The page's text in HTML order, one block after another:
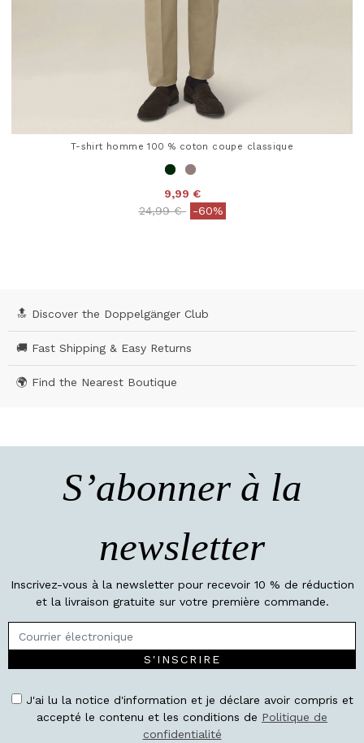
T-shirt homme 100 % coton coupe classique
9,99 €
Price reduced from
24,99 €to-60%
🔝 Discover the Doppelgänger Club
🚚 Fast Shipping & Easy Returns
🌍 Find the Nearest Boutique
S’abonner à la
newsletter
Inscrivez-vous à la newsletter pour recevoir 10 % de réduction
et la livraison gratuite sur votre première commande.
S'INSCRIRE
J'ai lu la notice d'information et je déclare avoir compris et
accepté le contenu et les conditions de Politique de
confidentialité